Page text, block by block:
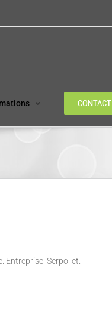
CONTACT
Entreprise Serpollet.